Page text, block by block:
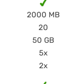
2000 MB
20
50 GB
5x
2x